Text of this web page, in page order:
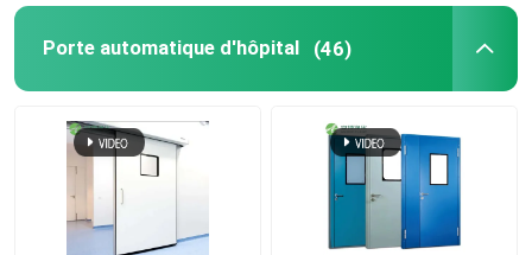
Maison
Produits
Au sujet de nous
Visite d'usine
Porte automatique d'hôpital (46)